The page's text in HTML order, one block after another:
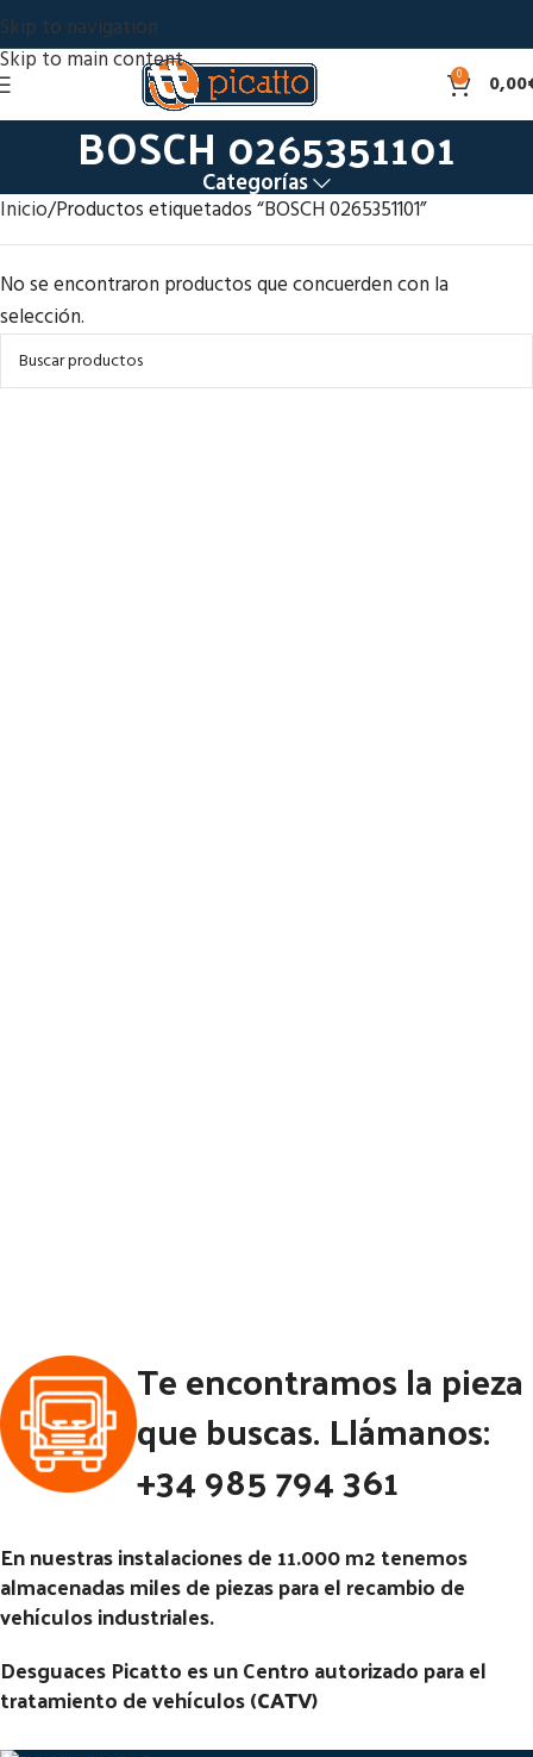
Skip to navigation
Skip to main content
0 0,00
BOSCH 0265351101
Categorías
Inicio Productos etiquetados “BOSCH 0265351101”
No se encontraron productos que concuerden con la
selección.
Te encontramos la pieza
que buscas. Llámanos:
+34 985 794 361
En nuestras instalaciones de 11.000 m2 tenemos
almacenadas miles de piezas para el recambio de
vehículos industriales.
Desguaces Picatto es un Centro autorizado para el
tratamiento de vehículos (CATV)